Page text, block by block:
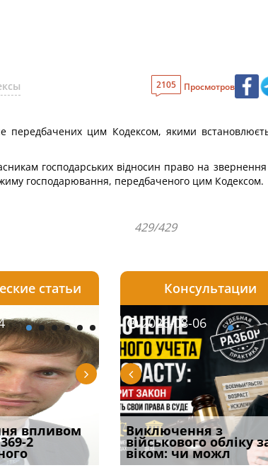
2105 Просмотров
передбачених цим Кодексом, якими
господарських відносин право на
господарювання, передбаченого цим Кодексом.
429/429
для
шкоди
2026-08-06
Документи, на яких не
проставляється
апостиль: пер
статьи
впливом
2
2026-08-04
Переоформлення
відстрочки за іншою
підставою: нов
Консультации
05
захисту у
я
2026-08-06
Виключення з
військового обліку
віком: чи можл
2026-07-30
Восьмий ААС
підтвердив, що
може скас